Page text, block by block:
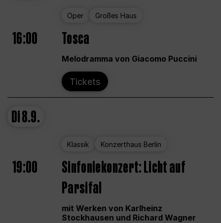
Oper Großes Haus
16:00 Tosca
Melodramma von Giacomo Puccini
Tickets
Di8.9.
Klassik Konzerthaus Berlin
19:00
Sinfoniekonzert: Licht auf
Parsifal
mit Werken von Karlheinz
Stockhausen und Richard Wagner